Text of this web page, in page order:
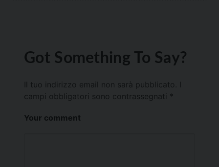
Got Something To Say?
Il tuo indirizzo email non sarà pubblicato.
campi obbligatori sono contrassegnati *
Your comment